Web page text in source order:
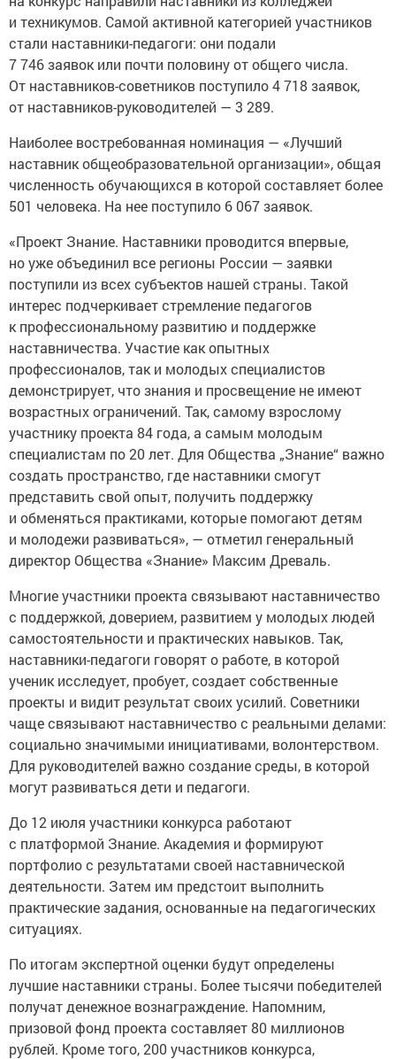
и техникумов. Самой активной категорией участников
стали наставники-педагоги: они подали
7 746 заявок или почти половину от общего числа.
От наставников-советников поступило 4 718 заявок,
от наставников-руководителей — 3 289.
Наиболее востребованная номинация — «Лучший
наставник общеобразовательной организации», общая
численность обучающихся в которой составляет более
501 человека. На нее поступило 6 067 заявок.
«Проект Знание. Наставники проводится впервые,
но уже объединил все регионы России — заявки
поступили из всех субъектов нашей страны. Такой
интерес подчеркивает стремление педагогов
к профессиональному развитию и поддержке
наставничества. Участие как опытных
профессионалов, так и молодых специалистов
демонстрирует, что знания и просвещение не имеют
возрастных ограничений. Так, самому взрослому
участнику проекта 84 года, а самым молодым
специалистам по 20 лет. Для Общества „Знание“ важно
создать пространство, где наставники смогут
представить свой опыт, получить поддержку
и обменяться практиками, которые помогают детям
и молодежи развиваться», — отметил генеральный
директор Общества «Знание» Максим Древаль.
Многие участники проекта связывают наставничество
с поддержкой, доверием, развитием у молодых людей
самостоятельности и практических навыков. Так,
наставники-педагоги говорят о работе, в которой
ученик исследует, пробует, создает собственные
проекты и видит результат своих усилий. Советники
чаще связывают наставничество с реальными делами:
социально значимыми инициативами, волонтерством.
Для руководителей важно создание среды, в которой
могут развиваться дети и педагоги.
До 12 июля участники конкурса работают
с платформой Знание. Академия и формируют
портфолио с результатами своей наставнической
деятельности. Затем им предстоит выполнить
практические задания, основанные на педагогических
ситуациях.
По итогам экспертной оценки будут определены
лучшие наставники страны. Более тысячи победителей
получат денежное вознаграждение. Напомним,
призовой фонд проекта составляет 80 миллионов
рублей. Кроме того, 200 участников конкурса,